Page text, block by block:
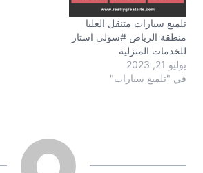
تلميع سيارات متنقل العليا
منطقة الرياض #سولى استار
للخدمات المنزلية
يوليو 21, 2023
في "تلميع سيارات"